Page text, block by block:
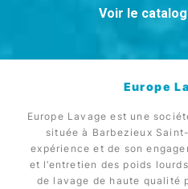
Voir le
Europe
Europe Lavage est une
située à Barbezieux
expérience et de son
et l’entretien des poids
de lavage de haute qualité